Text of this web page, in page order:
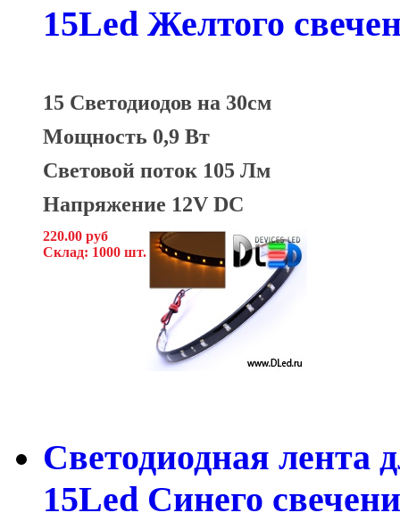
15Led Желтого
15 Светодиодов на 30см
Мощность 0,9 Вт
Световой поток 105 Лм
Напряжение 12V DC
220.00 руб
Склад: 1000 шт.
Светодиодная лента
15Led Синего